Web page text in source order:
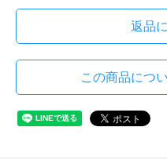
返品
この商品につ